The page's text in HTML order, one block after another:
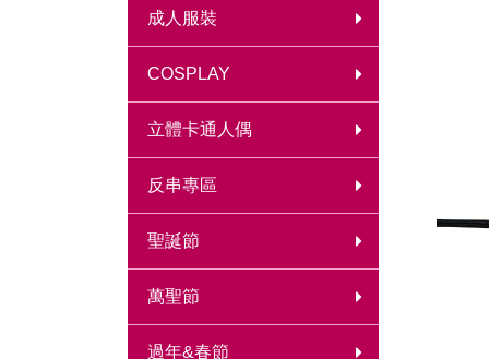
成人服裝
COSPLAY
立體卡通人偶
反串專區
聖誕節
萬聖節
過年&春節